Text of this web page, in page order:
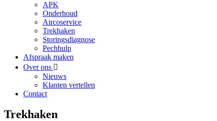
APK
Onderhoud
Aircoservice
Trekhaken
Storingsdiagnose
Pechhulp
Afspraak maken
Over ons
Nieuws
Klanten vertellen
Contact
Trekhaken